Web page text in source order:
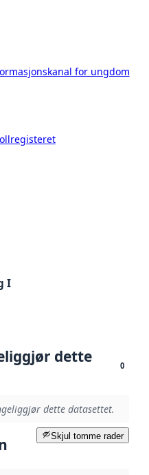
for ungdom
I
dette
0
dette datasettet.
Skjul tomme rader